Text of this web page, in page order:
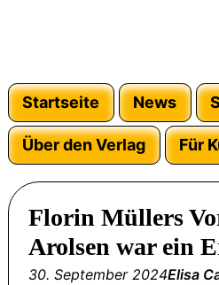
Startseite News
Über den Verlag Für
Florin Müllers
Arolsen war ein
30. September 2024Elisa